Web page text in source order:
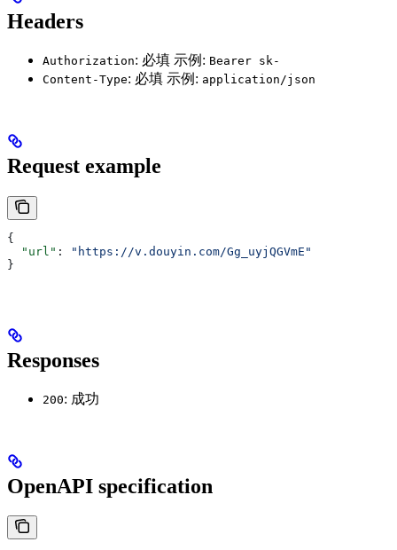
Headers
Authorization: 必填 示例: Bearer sk-
Content-Type: 必填 示例: application/json
Request example
{
  "url"
:
"https://v.douyin.com/Gg_uyjQGVmE"
}
Responses
200: 成功
OpenAPI specification